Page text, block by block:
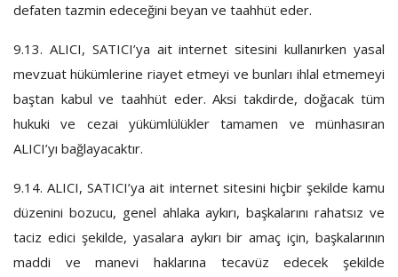
defaten tazmin edeceğini beyan ve taahhüt eder.
9.13. ALICI, SATICI’ya ait internet sitesini kullanırken yasal
mevzuat hükümlerine riayet etmeyi ve bunları ihlal etmemeyi
baştan kabul ve taahhüt eder. Aksi takdirde, doğacak tüm
hukuki ve cezai yükümlülükler tamamen ve münhasıran
ALICI’yı bağlayacaktır.
9.14. ALICI, SATICI’ya ait internet sitesini hiçbir şekilde kamu
düzenini bozucu, genel ahlaka aykırı, başkalarını rahatsız ve
taciz edici şekilde, yasalara aykırı bir amaç için, başkalarının
maddi ve manevi haklarına tecavüz edecek şekilde